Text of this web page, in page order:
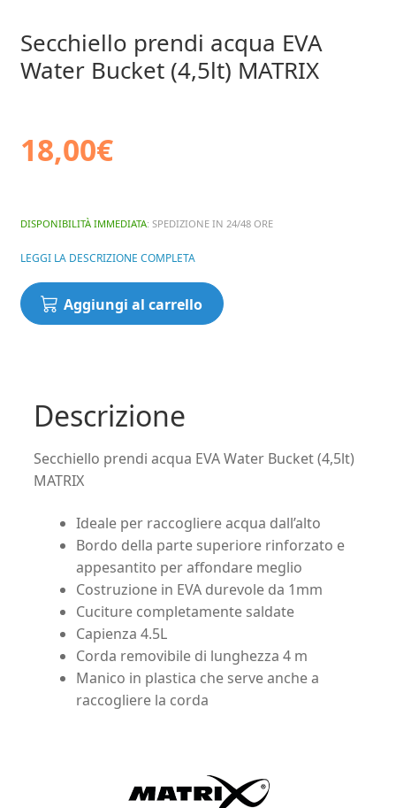
Secchiello prendi acqua EVA
Water Bucket (4,5lt) MATRIX
18,00€
DISPONIBILITÀ IMMEDIATA: SPEDIZIONE IN 24/48 ORE
LEGGI LA DESCRIZIONE COMPLETA
Secchiello
prendi
Bucket
(4,5lt)
quantità
Aggiungi al carrello
Descrizione
Secchiello prendi acqua EVA Water Bucket (4,5lt)
MATRIX
Ideale per raccogliere acqua dall’alto
Bordo della parte superiore rinforzato e
appesantito per affondare meglio
Costruzione in EVA durevole da 1mm
Cuciture completamente saldate
Capienza 4.5L
Corda removibile di lunghezza 4 m
Manico in plastica che serve anche a
raccogliere la corda